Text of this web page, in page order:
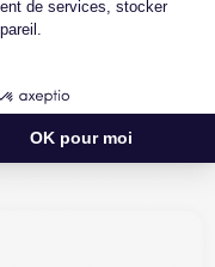
de services, stocker
OK pour moi